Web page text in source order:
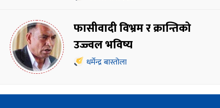
फासीवादी विभ्रम र क्रान्तिको
उज्ज्वल भविष्य
धर्मेन्द्र बास्तोला